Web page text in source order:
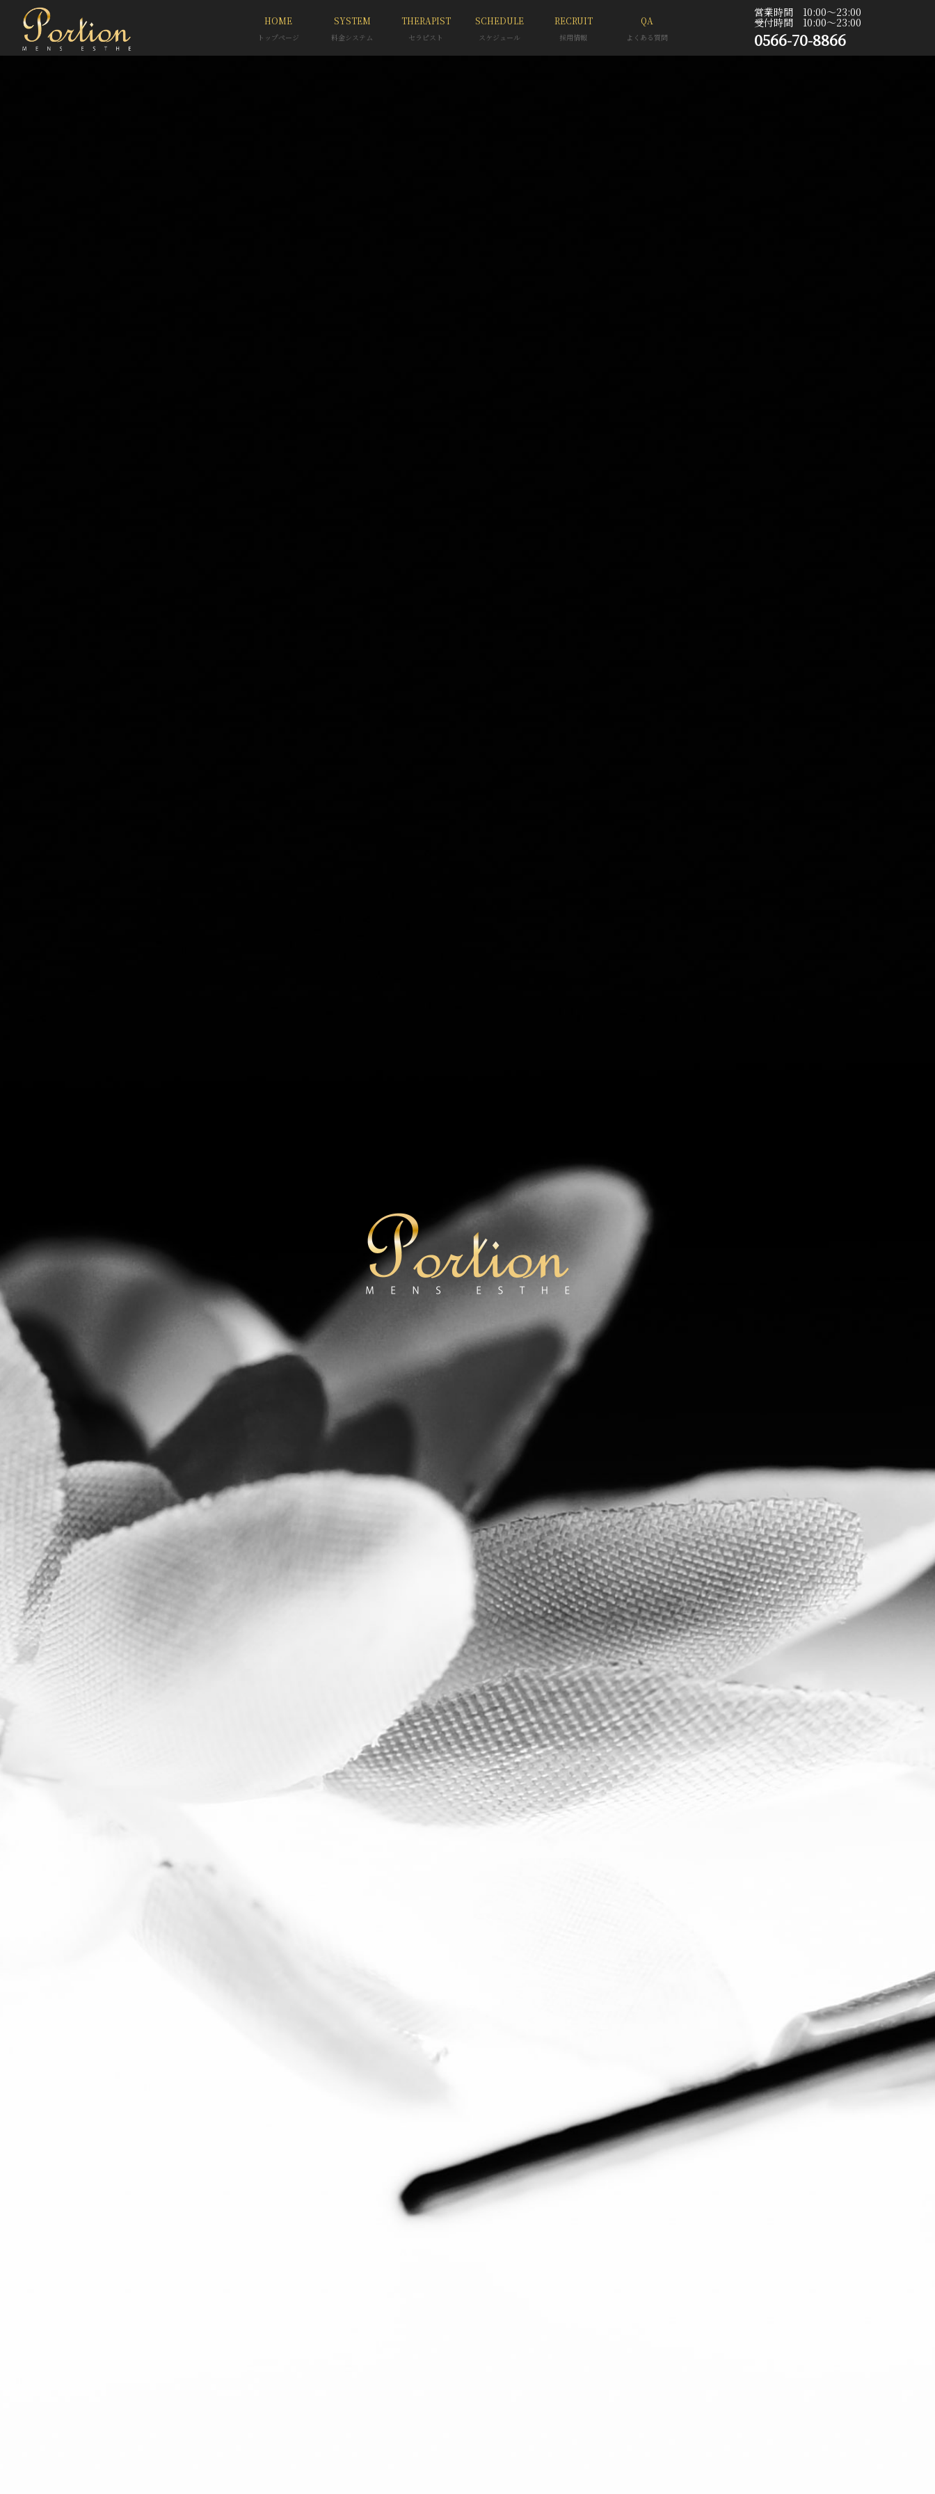
HOME
トップページ
SYSTEM
料金システム
THERAPIST
セラピスト
SCHEDULE
スケジュール
RECRUIT
採用情報
QA
よくある質問
営業時間 10:00〜23:00
受付時間 10:00〜23:00
0566-70-8866